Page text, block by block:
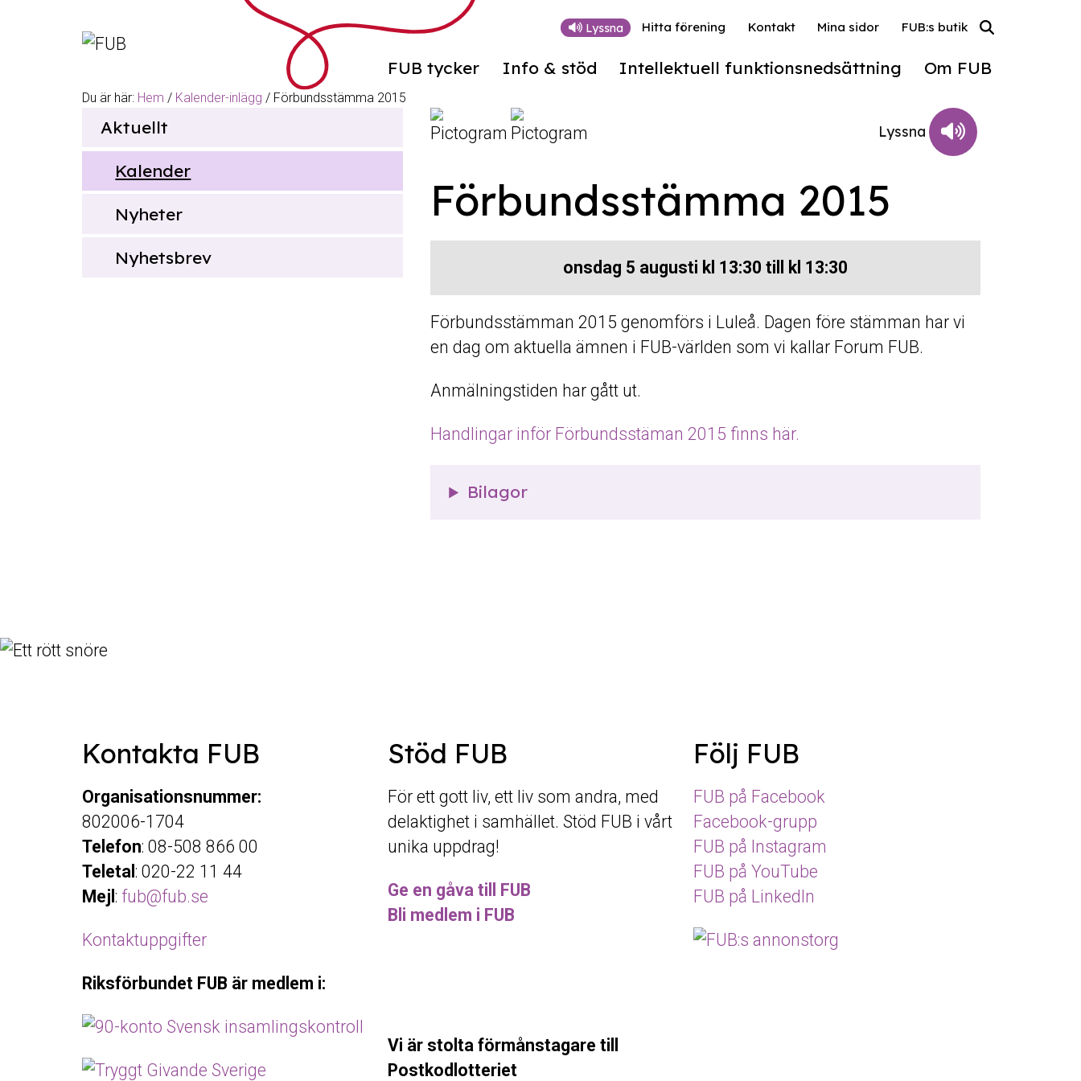
FUB tycker Info & stöd Intellektuell funktionsnedsättning Om FUB
Lyssna Hitta förening Kontakt Mina sidor FUB:s butik
efter
Du är här: Hem / Kalender-inlägg / Förbundsstämma 2015
Aktuellt
Kalender
Nyheter
Nyhetsbrev
Förbundsstämma 2015
onsdag 5 augusti kl 13:30 till kl 13:30
Förbundsstämman 2015 genomförs i Luleå. Dagen före stämman har vi
en dag om aktuella ämnen i FUB-världen som vi kallar Forum FUB.
Anmälningstiden har gått ut.
Handlingar inför Förbundsstäman 2015 finns här.
Bilagor
Kontakta FUB
Organisationsnummer:
802006-1704
Telefon: 08-508 866 00
Teletal : 020-22 11 44
Mejl : fub@fub.se
Kontaktuppgifter
Riksförbundet FUB är medlem i:
Stöd FUB
För ett gott liv, ett liv som andra, med
delaktighet i samhället. Stöd FUB i vårt
unika uppdrag!
Ge en gåva till FUB
Bli medlem i FUB
Vi är stolta förmånstagare till
Postkodlotteriet
Följ FUB
FUB på Facebook
Facebook-grupp
FUB på Instagram
FUB på YouTube
FUB på LinkedIn